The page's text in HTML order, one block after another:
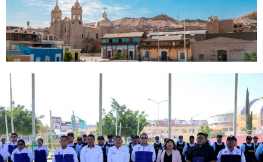
Seguridad
Programas